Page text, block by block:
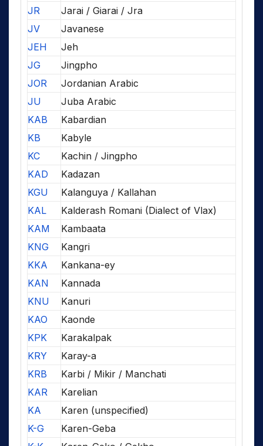
JR
Jarai / Giarai / Jra
JV
Javanese
JEH
Jeh
JG
Jingpho
JOR
Jordanian Arabic
JU
Juba Arabic
KAB
Kabardian
KB
Kabyle
KC
Kachin / Jingpho
KAD
Kadazan
KGU
Kalanguya / Kallahan
KAL
Kalderash Romani (Dialect of Vlax)
KAM
Kambaata
KNG
Kangri
KKA
Kankana-ey
KAN
Kannada
KNU
Kanuri
KAO
Kaonde
KPK
Karakalpak
KRY
Karay-a
KRB
Karbi / Mikir / Manchati
KAR
Karelian
KA
Karen (unspecified)
K-G
Karen-Geba